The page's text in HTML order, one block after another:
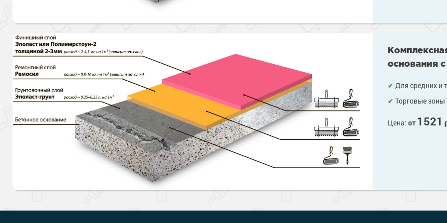
основания
Для средних и
Торговые
Цена: от 1521